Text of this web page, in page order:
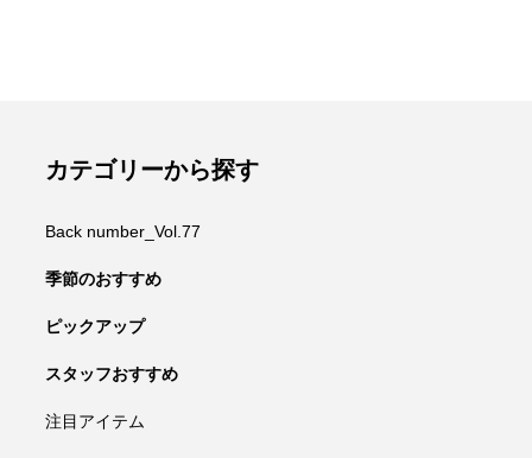
カテゴリーから探す
Back number_Vol.77
季節のおすすめ
ピックアップ
スタッフおすすめ
注目アイテム